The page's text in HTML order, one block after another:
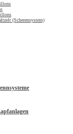
(Scherensystem)